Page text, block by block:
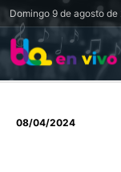
Domingo 9 de agosto de
08/04/2024